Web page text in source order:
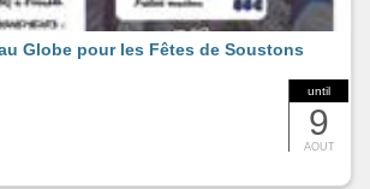
until
9
AOUT
Globe pour les Fêtes de Soustons